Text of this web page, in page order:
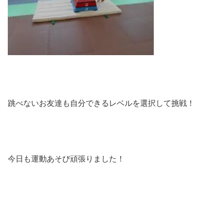
跳べないお友達も自分できるレベルを選択して挑戦！
今日も運動あそび頑張りました！